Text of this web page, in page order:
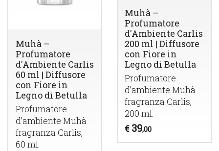
Muhà –
Profumatore
d'Ambiente Carlis
60 ml | Diffusore
con Fiore in
Legno di Betulla
Profumatore
d’ambiente Muhà
fragranza Carlis,
60 ml.
Muhà –
Profumatore
d'Ambiente Carlis
200 ml | Diffusore
con Fiore in
Legno di Betulla
Profumatore
d’ambiente Muhà
fragranza Carlis,
200 ml.
€ 39,00